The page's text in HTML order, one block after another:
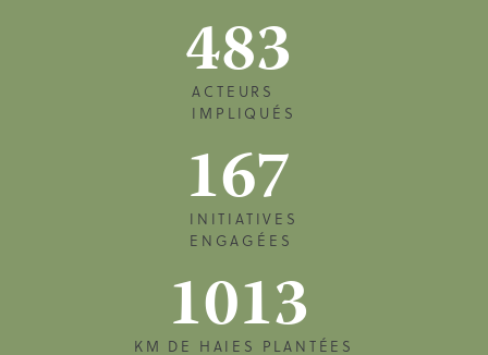
483
ACTEURS
IMPLIQUÉS
167
INITIATIVES
ENGAGÉES
1013
KM DE HAIES PLANTÉES